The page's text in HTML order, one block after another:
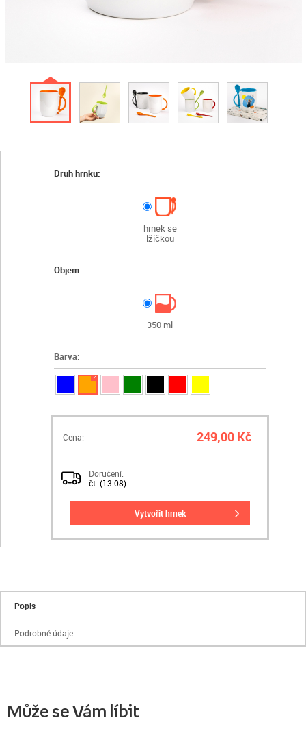
Druh hrnku:
hrnek se
lžičkou
Objem:
350 ml
Barva:
✓
Cena: 249,00 Kč
Doručení:
čt. (13.08)
vytvořit hrnek
Popis
Podrobné údaje
Může se Vám líbit